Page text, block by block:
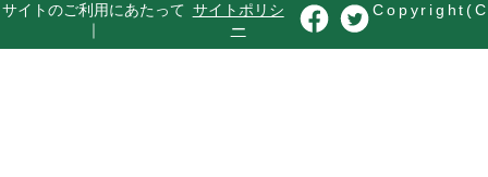
サイトのご利用にあたって
｜
サイトポリシ
ー